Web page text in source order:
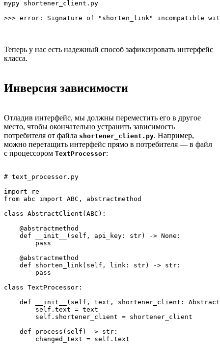
mypy shortener_client.py
Теперь у нас есть надежный способ зафиксировать интерфейс
класса.
Инверсия зависимости
Отладив интерфейс, мы должны переместить его в другое
место, чтобы окончательно устранить зависимость
потребителя от файла shortener_client.py. Например,
можно перетащить интерфейс прямо в потребителя — в файл
с процессором TextProcessor:
# text_processor.py
import re
from abc import ABC, abstractmethod
class AbstractClient(ABC):
    @abstractmethod
    def __init__(self, api_key: str) -> None:
        pass
    @abstractmethod
    def shorten_link(self, link: str) -> str:
        pass
class TextProcessor:
def __init__(self, text, shortener_client:
        self.text = text
        self.shortener_client = shortener_client
    def process(self) -> str:
        changed_text = self.text